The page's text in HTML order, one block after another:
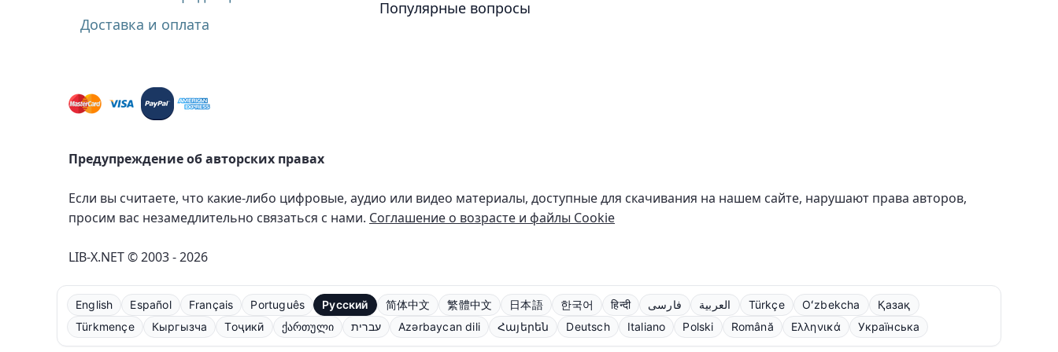
Доставка и оплата
Популярные вопросы
Предупреждение об авторских правах
Если вы считаете, что какие-либо цифровые, аудио или видео материалы, доступные для скачивания на нашем сайте, нарушают права авторов,
просим вас незамедлительно связаться с нами. Соглашение о возрасте и файлы Cookie
LIB-X.NET © 2003 - 2026
English Español Français Português Русский 简体中文 繁體中文 日本語 한국어 हिन्दी فارسی العربية Türkçe Oʻzbekcha
Қазақ
Türkmençe
Кыргызча Тоҷикӣ ქართული עברית Azərbaycan dili Հայերեն Deutsch Italiano Polski Română Ελληνικά Українська